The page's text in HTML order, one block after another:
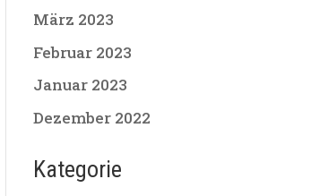
März 2023
Februar 2023
Januar 2023
Dezember 2022
Kategorie